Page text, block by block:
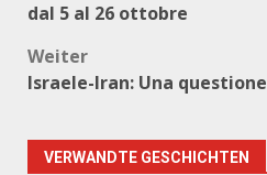
dal 5 al 26 ottobre
Weiter
Israele-Iran: Una
VERWANDTE GESCHICHTEN